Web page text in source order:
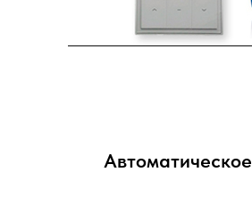
Автоматическое